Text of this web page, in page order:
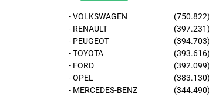
- VOLKSWAGEN
(750.822)
- RENAULT
(397.231)
- PEUGEOT
(394.703)
- TOYOTA
(393.616)
- FORD
(392.099)
- OPEL
(383.130)
- MERCEDES-BENZ
(344.490)